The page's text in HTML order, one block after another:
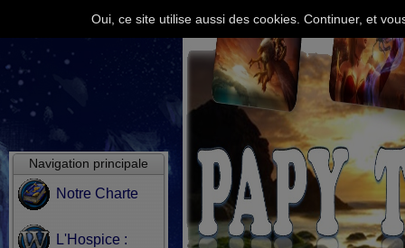
Navigation principale
Notre Charte
L'Hospice :
Oui, ce site utilise aussi des cookies. Continuer, et